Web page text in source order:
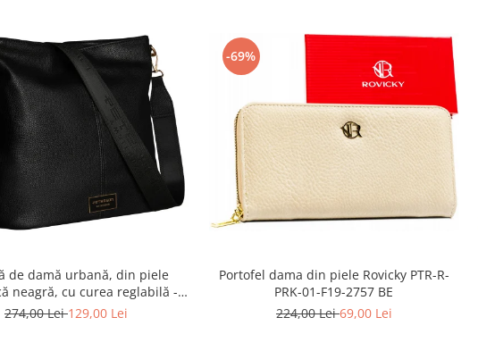
de damă urbană, din piele
neagră, cu curea reglabilă -
PTR-PTN JK6-06-6642
274,00 Lei129,00 Lei
-69%
Portofel dama din piele Rovicky PTR-R-
PRK-01-F19-2757 BE
224,00 Lei69,00 Lei